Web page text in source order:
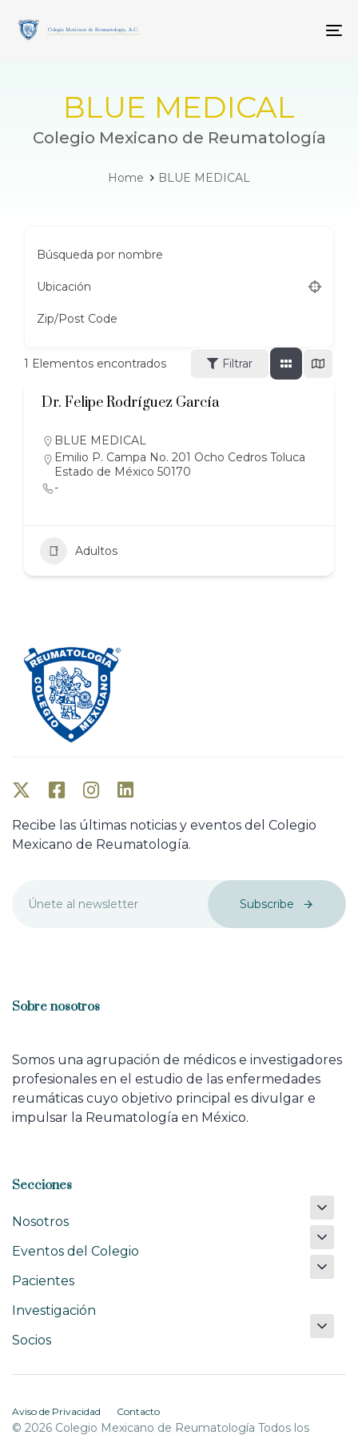
links
primary
BLUE MEDICAL
Colegio Mexicano de Reumatología
Home BLUE MEDICAL
Búsqueda por nombre
Ubicación
Zip/Post Code
1 Elementos encontrados Filtrar
Dr. Felipe Rodríguez García
BLUE MEDICAL
Emilio P. Campa No. 201 Ocho Cedros Toluca
Estado de México 50170
-
Adultos
Recibe las últimas noticias y eventos del Colegio
Mexicano de Reumatología.
Subscribe
Sobre nosotros
Somos una agrupación de médicos e investigadores
profesionales en el estudio de las enfermedades
reumáticas cuyo objetivo principal es divulgar e
impulsar la Reumatología en México.
Secciones
Nosotros
Eventos del Colegio
Pacientes
Investigación
Socios
Aviso de Privacidad Contacto
© 2026 Colegio Mexicano de Reumatología Todos los